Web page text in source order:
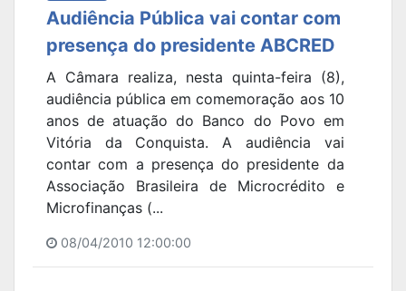
Audiência Pública vai contar com
presença do presidente ABCRED
A Câmara realiza, nesta quinta-feira (8),
audiência pública em comemoração aos 10
anos de atuação do Banco do Povo em
Vitória da Conquista. A audiência vai
contar com a presença do presidente da
Associação Brasileira de Microcrédito e
Microfinanças (...
08/04/2010 12:00:00